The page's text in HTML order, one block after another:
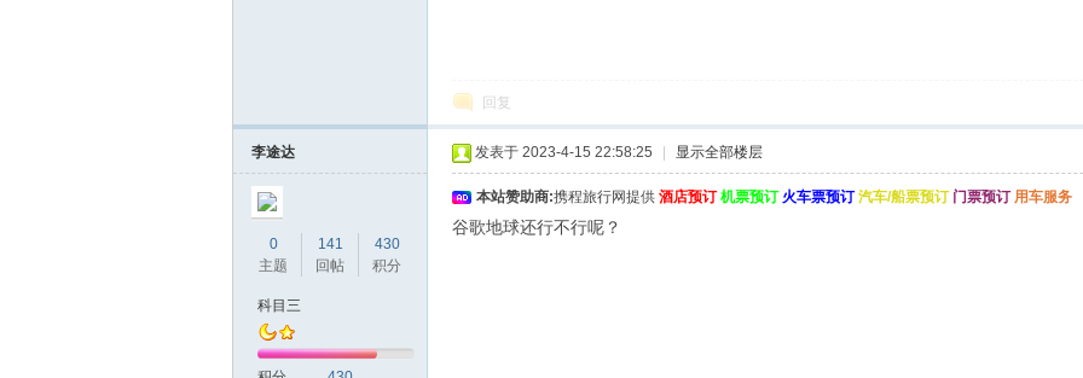
回复
李途达
0
主题
141
回帖
430
积分
科目三
发表于 2023-4-15 22:58:25 显示全部楼层
本站赞助商:携程旅行网提供 酒店预订 机票预订 火车票预订 汽车/船票预订 门票预订 用车服务
谷歌地球还行不行呢？